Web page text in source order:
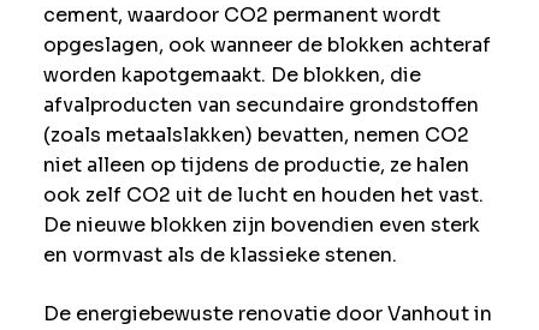
cement, waardoor CO2 permanent wordt
opgeslagen, ook wanneer de blokken achteraf
worden kapotgemaakt. De blokken, die
afvalproducten van secundaire grondstoffen
(zoals metaalslakken) bevatten, nemen CO2
niet alleen op tijdens de productie, ze halen
ook zelf CO2 uit de lucht en houden het vast.
De nieuwe blokken zijn bovendien even sterk
en vormvast als de klassieke stenen.
De energiebewuste renovatie door Vanhout in